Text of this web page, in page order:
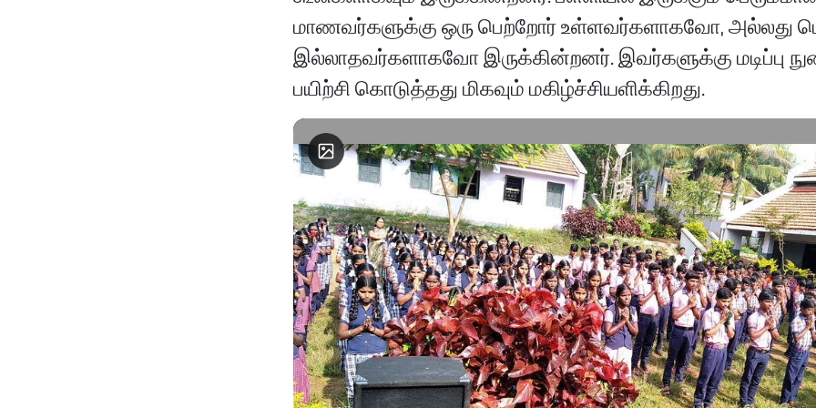
மாணவர்களுக்கு ஒரு பெற்றோர் உள்ளவர்களாகவோ, அல்லது
இல்லாதவர்களாகவோ இருக்கின்றனர். இவர்களுக்கு மடிப்பு
பயிற்சி கொடுத்தது மிகவும் மகிழ்ச்சியளிக்கிறது.